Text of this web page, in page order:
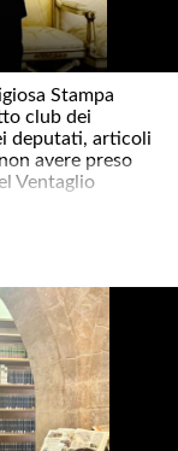
Stampa
club dei
deputati, articoli
avere preso
Ventaglio